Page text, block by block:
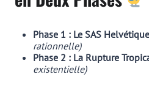
Phase 1 : Le SAS Helvétique
rationnelle)
Phase 2 : La Rupture
existentielle)